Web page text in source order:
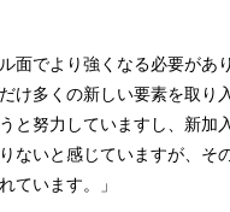
面でより強くなる必要があ
け多くの新しい要素を取り
と努力していますし、新加
ないと感じていますが、そ
ています。」